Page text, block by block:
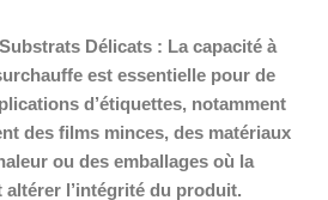
Délicats : La capacité à
est essentielle pour de
d’étiquettes, notamment
des films minces, des matériaux
ou des emballages où la
l’intégrité du produit.